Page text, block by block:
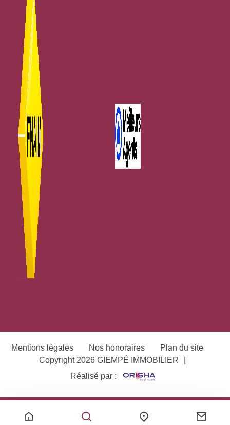
Mentions légales Nos honoraires
Plan du site
Copyright 2026 GIEMPÉ IMMOBILIER
Réalisé par :